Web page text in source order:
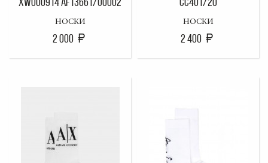
XW000914 AF13661/U0002
НОСКИ
2 000
CC401/20
НОСКИ
2 400